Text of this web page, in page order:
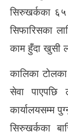
सिरुखर्कका ६५
सिफारिसका
काम हुँदा खुसी
कालिका
सेवा पाएपछि
कार्यालयसम्म
सिरुखर्कका